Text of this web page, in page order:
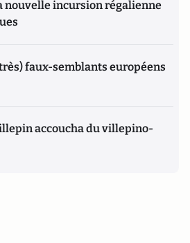
nouvelle incursion régalienne
faux-semblants européens
accoucha du villepino-